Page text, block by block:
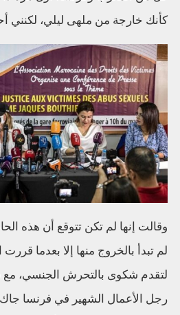
كأنك خارجة من ملهى ليلي، لكنني
وقالت إنها لم تكن تتوقع أن هذه
لم تبدأ بالخروج منها إلا بعدما
لتقدم شكوى بالتحرش الجنسي، مع
رجل الأعمال الشهير في فرنسا جاك